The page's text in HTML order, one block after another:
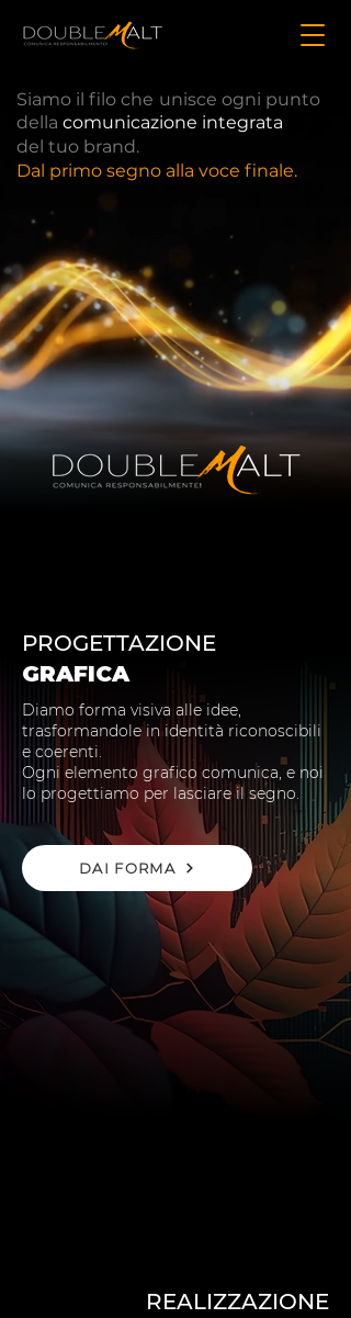
Siamo il filo che unisce ogni punto
della comunicazione integrata
del tuo brand.
Dal primo segno alla voce finale.
PROGETTAZIONE
GRAFICA
Diamo forma visiva alle idee,
trasformandole in identità riconoscibili
e coerenti.
Ogni elemento grafico comunica, e noi
lo progettiamo per lasciare il segno.
DAI FORMA
REALIZZAZIONE